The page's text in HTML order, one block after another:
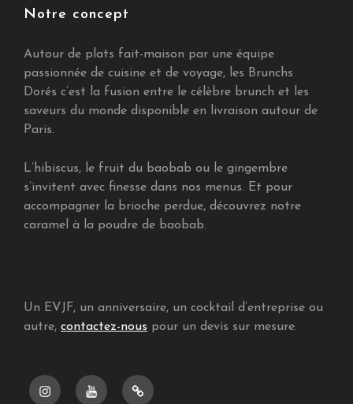
Notre concept
Autour de plats fait-maison par une équipe
passionnée de cuisine et de voyage, les Brunchs
Dorés c’est la fusion entre le célèbre brunch et les
saveurs du monde disponible en livraison autour de
Paris.
L’hibiscus, le fruit du baobab ou le gingembre
s’invitent avec finesse dans nos menus. Et pour
accompagner la brioche perdue, découvrez notre
caramel à la poudre de baobab.
Un EVJF, un anniversaire, un cocktail d’entreprise ou
autre, contactez-nous pour un devis sur mesure.
InstragramYoutubePinterest